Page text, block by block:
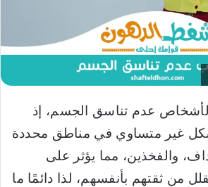
عدم تناسق الجسم، إذ
غير متساوي في مناطق محددة
والفخذين، مما يؤثر على
من ثقتهم بأنفسهم، لذا دائمًا ما